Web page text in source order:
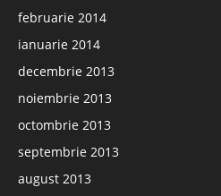
februarie 2014
ianuarie 2014
decembrie 2013
noiembrie 2013
octombrie 2013
septembrie 2013
august 2013